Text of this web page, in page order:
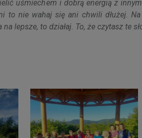
uśmiechem i dobrą energią z
to nie wahaj się ani chwili dłużej.
lepsze, to działaj. To, że czytasz te